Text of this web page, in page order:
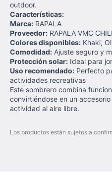
outdoor.
Características:
Marca: RAPALA
Proveedor: RAPALA VMC
Colores disponibles: Khaki,
Comodidad: Ajuste seguro y
Protección solar: Ideal para
Uso recomendado: Perfecto
actividades recreativas
Este sombrero combina
convirtiéndose en un
actividad al aire libre.
Los productos están sujetos a